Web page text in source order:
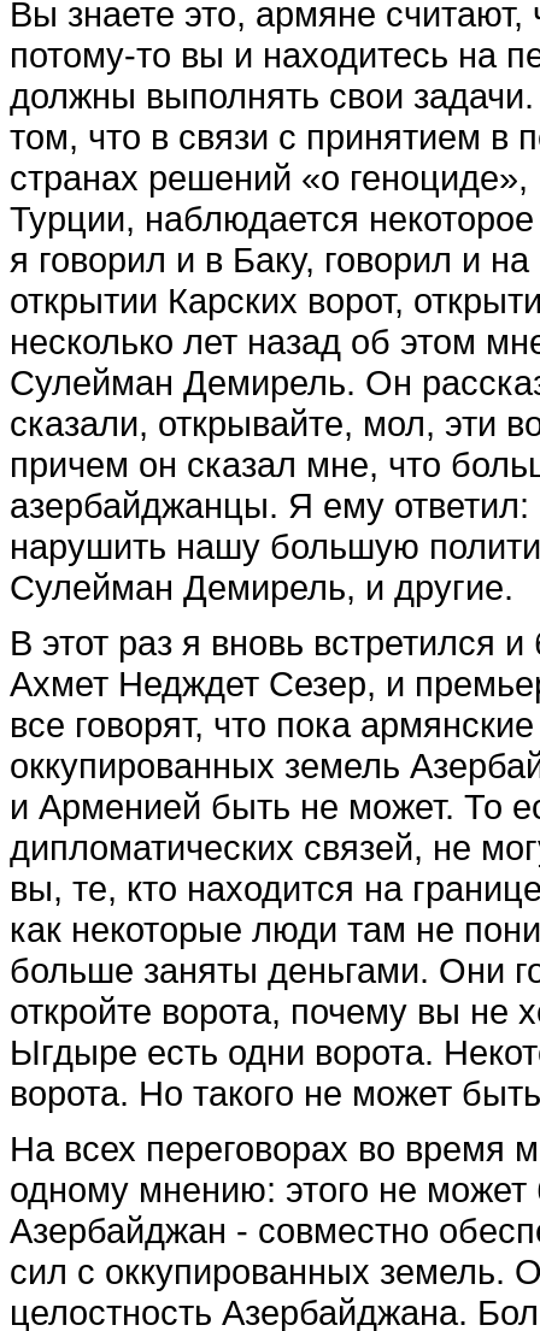
Вы знае­те это, армяне
потому-то вы и находитесь на
должны выполнять свои
том, что в связи с принятием в
странах реше­ний «о
Турции, наблюдается
я говорил и в Баку, говорил и
открытии Карских ворот,
несколько лет назад об этом
Сулейман Демирель. Он
сказали, от­крывайте, мол, эти
причем он сказал мне, что
азербайджанцы. Я ему ответил:
нарушить нашу большую
Сулейман Демирель, и другие.
В этот раз я вновь встре­тился
Ахмет Недждет Сезер, и
все говорят, что пока
оккупированных земель
и Арменией быть не может. То
дипломатических свя­зей, не
вы, те, кто находится на
как некоторые люди там не
больше заняты деньгами. Они
от­кройте ворота, почему вы не
Ыгдыре есть одни воро­та.
ворота. Но такого не может
На всех переговорах во время
одному мне­нию: этого не
Азербайджан - совместно
сил с оккупированных земель.
целостность Азербайджана.